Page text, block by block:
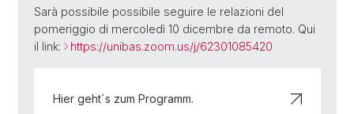
Sarà possibile possibile seguire le relazioni del
pomeriggio di mercoledì 10 dicembre da remoto. Qui
il link:
https://unibas.zoom.us/j/62301085420
Hier geht`s zum Programm.